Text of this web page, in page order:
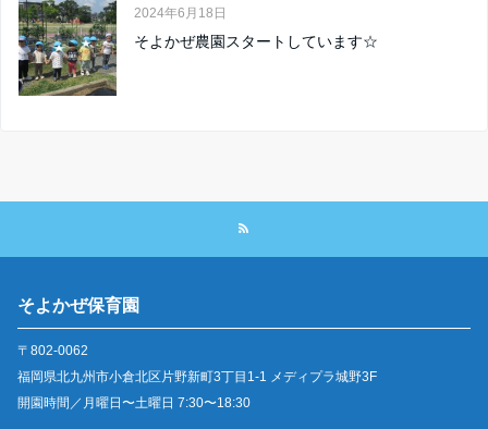
2024年6月18日
そよかぜ農園スタートしています☆
そよかぜ保育園
〒802-0062
福岡県北九州市小倉北区片野新町3丁目1-1 メディプラ城野3F
開園時間／月曜日〜土曜日 7:30〜18:30